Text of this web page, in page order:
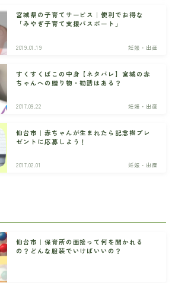
宮城県の子育てサービス｜便利でお得な
「みやぎ子育て支援パスポート」
2019.01.19 妊娠・出産
すくすくばこの中身【ネタバレ】宮城の赤
ちゃんへの贈り物・勧誘はある？
2017.09.22 妊娠・出産
仙台市｜赤ちゃんが生まれたら記念樹プレ
ゼントに応募しよう！
2017.02.01 妊娠・出産
仙台市｜保育所の面接って何を聞かれる
の？どんな服装でいけばいいの？